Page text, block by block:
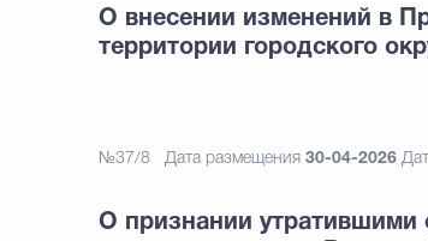
О внесении изменений в
территории городского
№37/8 Дата размещения 30-04-2026
О признании утратившими